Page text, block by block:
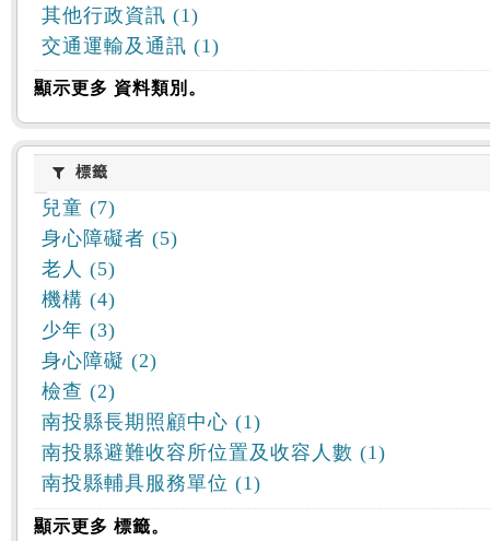
其他行政資訊 (1)
交通運輸及通訊 (1)
顯示更多 資料類別。
標籤標籤
兒童 (7)
身心障礙者 (5)
老人 (5)
機構 (4)
少年 (3)
身心障礙 (2)
檢查 (2)
南投縣長期照顧中心 (1)
南投縣避難收容所位置及收容人數 (1)
南投縣輔具服務單位 (1)
顯示更多 標籤。